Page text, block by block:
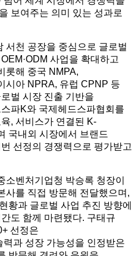
보여주는 의미 있는 성과로
서천 공장을 중심으로 글로벌
사업을 확대하고
롯해 중국 NMPA,
시아 NPRA, 유럽 CPNP 등
벌 시장 진출 기반을
파K와 국제헤드스파협회를
, 서비스가 연결된 K-
국내외 시장에서 브랜드
선정의 경쟁력으로 평가받고
벤처기업청 박승록 청장이
사를 직접 방문해 전달했으며,
황과 글로벌 사업 추진 방향에
도 함께 마련됐다. 구태규
선정은
과 성장 가능성을 인정받은